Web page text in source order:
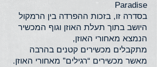
Paradise
בסדרה זו, בזכות ההפרדה בין הרמקול
היושב בתוך תעלת האוזן וגוף המכשיר
הנמצא מאחורי האוזן,
מתקבלים מכשירים קטנים בהרבה
מאשר מכשירים “רגילים” מאחורי האוזן.